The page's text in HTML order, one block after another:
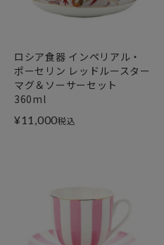
ロシア食器 インペリアル・
ポーセリン レッドルースター
マグ＆ソーサーセット
360ml
¥11,000税込